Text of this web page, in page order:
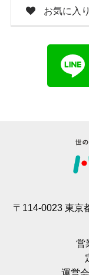
お気に入
〒114-0023 東
営